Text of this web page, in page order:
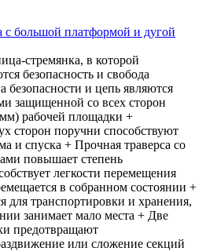
с большой платформой и дугой
стремянка, в которой
безопасность и свобода
безопасности и цепь являются
защищенной со всех сторон
рабочей площадки +
сторон поручни способствуют
и спуска + Прочная траверса со
повышает степень
легкости перемещения
в собранном состоянии +
для транспортировки и хранения,
занимает мало места + Две
предотвращают
или сложение секций